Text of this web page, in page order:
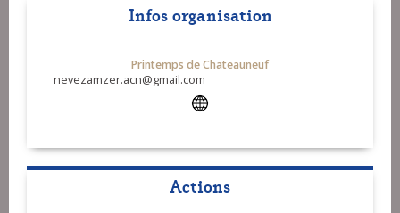
Infos organisation
Printemps de Chateauneuf
nevezamzer.acn@gmail.com
Actions